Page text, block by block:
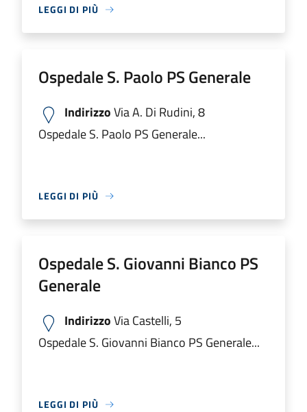
LEGGI DI PIÙ
Ospedale S. Paolo PS Generale
IndirizzoVia A. Di Rudini, 8
Ospedale S. Paolo PS Generale...
LEGGI DI PIÙ
Ospedale S. Giovanni Bianco PS
Generale
IndirizzoVia Castelli, 5
Ospedale S. Giovanni Bianco PS Generale...
LEGGI DI PIÙ